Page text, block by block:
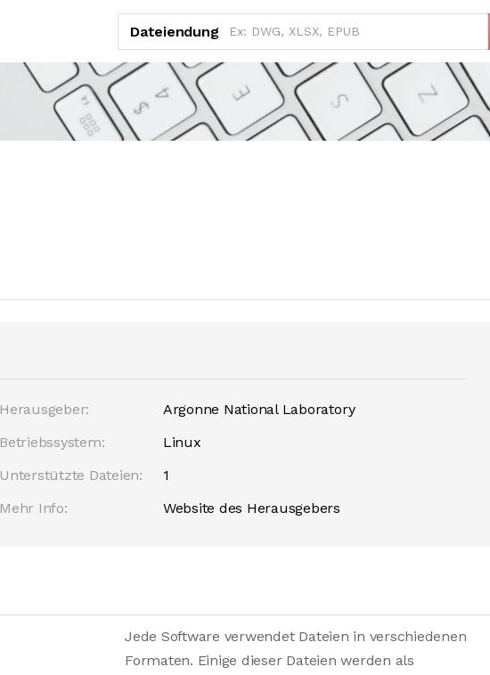
Dateiendung
Herausgeber:
Argonne National Laboratory
Betriebssystem:
Linux
Unterstützte Dateien:
1
Mehr Info:
Website des Herausgebers
Jede Software verwendet Dateien in verschiedenen
Formaten. Einige dieser Dateien werden als